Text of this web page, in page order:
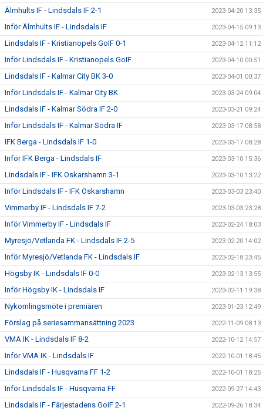
Älmhults IF - Lindsdals IF 2-1 2023-04-20 13:35
Inför Älmhults IF - Lindsdals IF 2023-04-15 09:13
Lindsdals IF - Kristianopels GoIF 0-1 2023-04-12 11:12
Inför Lindsdals IF - Kristianopels GoIF 2023-04-10 00:51
Lindsdals IF - Kalmar City BK 3-0 2023-04-01 00:37
Inför Lindsdals IF - Kalmar City BK 2023-03-24 09:04
Lindsdals IF - Kalmar Södra IF 2-0 2023-03-21 09:24
Inför Lindsdals IF - Kalmar Södra IF 2023-03-17 08:58
IFK Berga - Lindsdals IF 1-0 2023-03-17 08:28
Inför IFK Berga - Lindsdals IF 2023-03-10 15:36
Lindsdals IF - IFK Oskarshamn 3-1 2023-03-10 13:22
Inför Lindsdals IF - IFK Oskarshamn 2023-03-03 23:40
Vimmerby IF - Lindsdals IF 7-2 2023-03-03 23:28
Inför Vimmerby IF - Lindsdals IF 2023-02-24 18:03
Myresjö/Vetlanda FK - Lindsdals IF 2-5 2023-02-20 14:02
Inför Myresjö/Vetlanda FK - Lindsdals IF 2023-02-18 23:45
Högsby IK - Lindsdals IF 0-0 2023-02-13 13:55
Inför Högsby IK - Lindsdals IF 2023-02-11 19:38
Nykomlingsmöte i premiären 2023-01-23 12:49
Förslag på seriesammansättning 2023 2022-11-09 08:13
VMA IK - Lindsdals IF 8-2 2022-10-12 14:57
Inför VMA IK - Lindsdals IF 2022-10-01 18:45
Lindsdals IF - Husqvarna FF 1-2 2022-10-01 18:25
Inför Lindsdals IF - Husqvarna FF 2022-09-27 14:43
Lindsdals IF - Färjestadens GoIF 2-1 2022-09-26 18:34